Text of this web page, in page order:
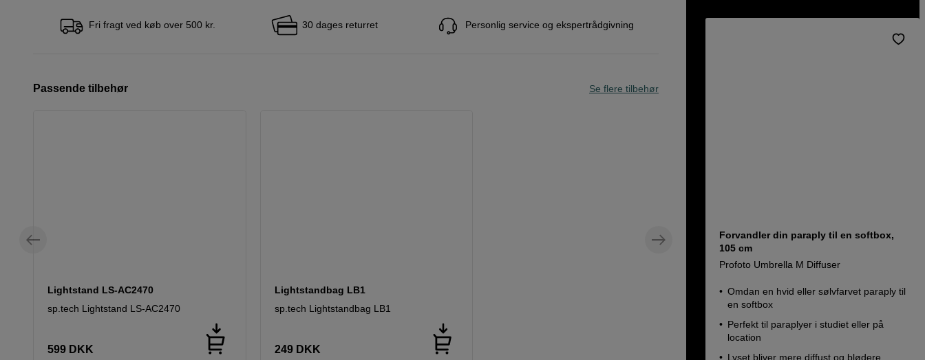
Fri fragt ved køb over 500 kr. 30 dages returret Personlig service og ekspertrådgivning
Passende tilbehør Se flere tilbehør
Lightstand LS-AC2470
sp.tech Lightstand LS-AC2470
599 DKK
Lightstandbag LB1
sp.tech Lightstandbag LB1
249 DKK
Forvandler din paraply til en softbox,
105 cm
Profoto Umbrella M Diffuser
Omdan en hvid eller sølvfarvet paraply til
en softbox
Perfekt til paraplyer i studiet eller på
location
Lyset bliver mere diffust og blødere